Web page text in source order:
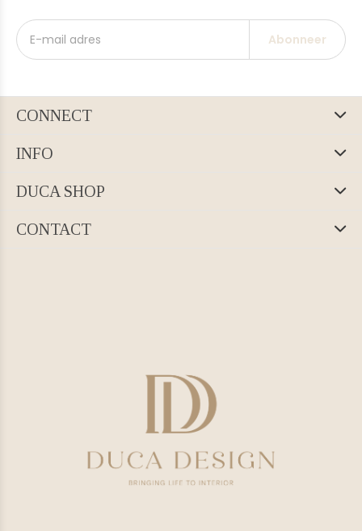
Abonneer
CONNECT
INFO
DUCA SHOP
CONTACT